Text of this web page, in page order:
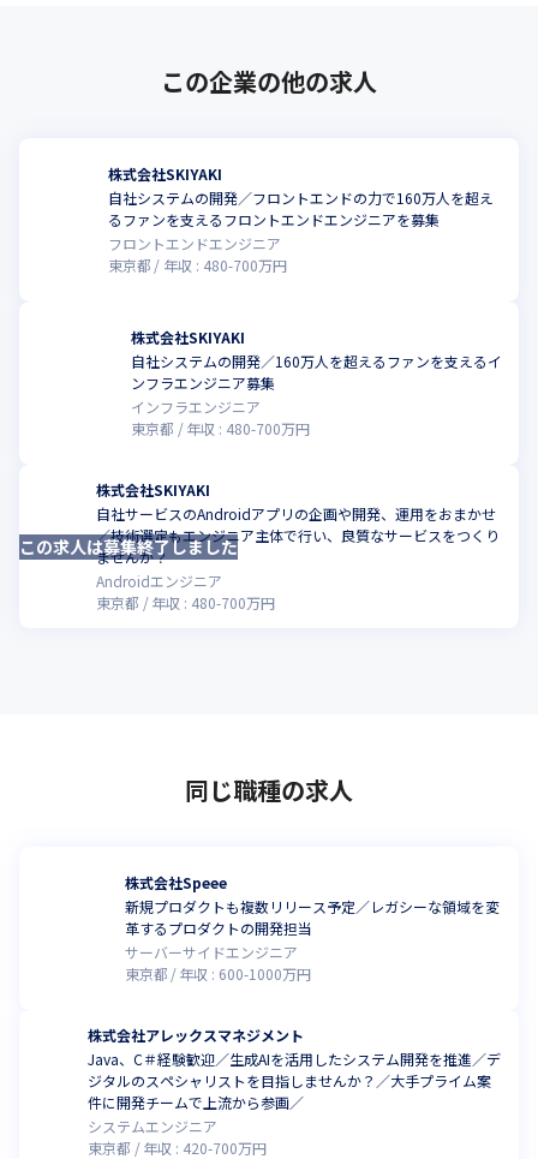
この企業の他の求人
株式会社SKIYAKI
自社システムの開発／フロントエンドの力で160万人を超え
るファンを支えるフロントエンドエンジニアを募集
フロントエンドエンジニア
東京都
年収 : 480-700万円
株式会社SKIYAKI
自社システムの開発／160万人を超えるファンを支えるイ
ンフラエンジニア募集
インフラエンジニア
東京都
年収 : 480-700万円
株式会社SKIYAKI
自社サービスのAndroidアプリの企画や開発、運用をおまかせ
／技術選定もエンジニア主体で行い、良質なサービスをつくり
ませんか？
Androidエンジニア
東京都
年収 : 480-700万円
この求人は募集終了しました
同じ職種の求人
株式会社Speee
新規プロダクトも複数リリース予定／レガシーな領域を変
革するプロダクトの開発担当
サーバーサイドエンジニア
東京都
年収 : 600-1000万円
株式会社アレックスマネジメント
Java、C＃経験歓迎／生成AIを活用したシステム開発を推進／デ
ジタルのスペシャリストを目指しませんか？／大手プライム案
件に開発チームで上流から参画／
システムエンジニア
東京都
年収 : 420-700万円